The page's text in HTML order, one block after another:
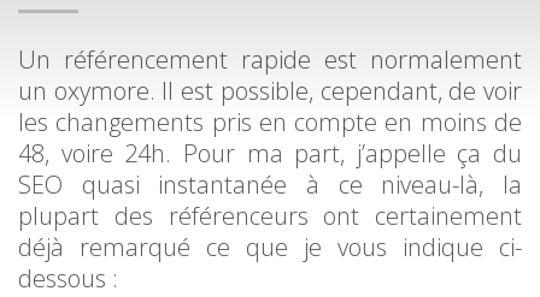
Un référencement rapide est normalement
un oxymore. Il est possible, cependant, de voir
les changements pris en compte en moins de
48, voire 24h. Pour ma part, j’appelle ça du
SEO quasi instantanée à ce niveau-là, la
plupart des référenceurs ont certainement
déjà remarqué ce que je vous indique ci-
dessous :